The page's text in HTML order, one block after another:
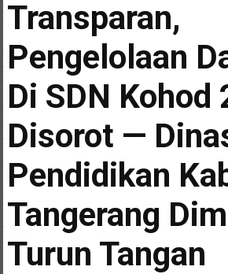
Transparan,
Pengelolaan
Di SDN Kohod
Disorot —
Pendidikan
Tangerang
Turun Tangan